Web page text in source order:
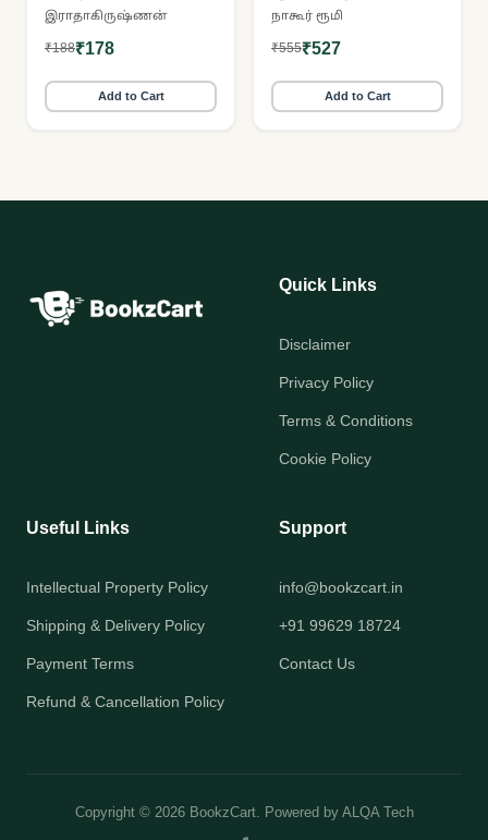
சொன்ன பரவசக்
கதைகள்
இராதாகிருஷ்ணன்
₹188₹178
Add to Cart
இதயத்தின் மார்க்கம்
நாகூர் ரூமி
₹555₹527
Add to Cart
Quick Links
Disclaimer
Privacy Policy
Terms & Conditions
Cookie Policy
Useful Links
Intellectual Property Policy
Shipping & Delivery Policy
Payment Terms
Refund & Cancellation Policy
Support
info@bookzcart.in
+91 99629 18724
Contact Us
Copyright © 2026 BookzCart. Powered by ALQA Tech